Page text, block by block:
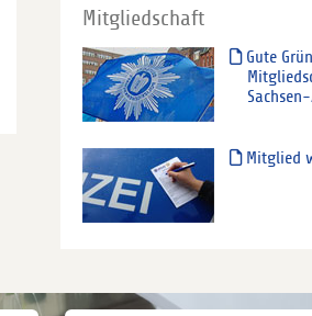
Mitgliedschaft
Gute
Mitglied